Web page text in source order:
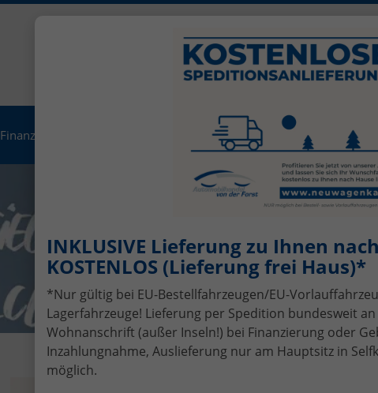
+49 (0)2456 506-1390
Öffnungszeiten: Mo - Fr 08.00 - 17.00
Finanzierung Top-Angebote Service
INKLUSIVE Lieferung zu Ihnen
KOSTENLOS (Lieferung frei Haus)*
*Nur gültig bei EU-Bestellfahrzeugen/EU-
Lagerfahrzeuge! Lieferung per Spedition bundesweit
Wohnanschrift (außer Inseln!) bei Finanzierung oder
Inzahlungnahme, Auslieferung nur am Hauptsitz in
möglich.